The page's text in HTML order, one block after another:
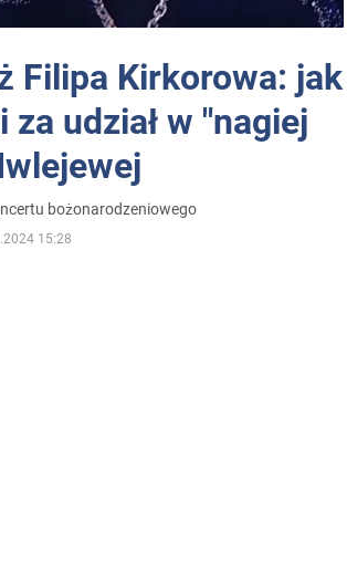
Filipa Kirkorowa: jak
za udział w "nagiej
bożonarodzeniowego
15:28